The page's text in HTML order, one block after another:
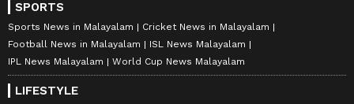
SPORTS
Sports News in Malayalam
Cricket News in Malayalam
Football News in Malayalam
ISL News Malayalam
IPL News Malayalam
World Cup News Malayalam
LIFESTYLE